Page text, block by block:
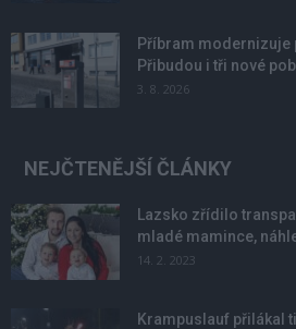
Příbram modernizuje
Přibudou i tři nové
3. 8. 2026
NEJČTENĚJŠÍ ČLÁNKY
Lazsko zřídilo
mladé mamince,
14. 2. 2023
Krampuslauf přilákal